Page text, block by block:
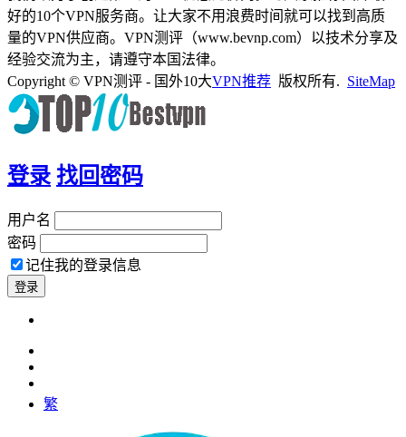
好的10个VPN服务商。让大家不用浪费时间就可以找到高质
量的VPN供应商。VPN测评（www.bevnp.com）以技术分享及
经验交流为主，请遵守本国法律。
Copyright © VPN测评 - 国外10大VPN推荐 版权所有. SiteMap
登录 找回密码
用户名
密码
记住我的登录信息
繁